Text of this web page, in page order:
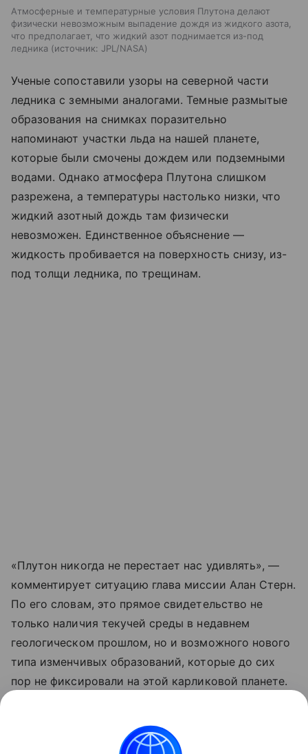
Атмосферные и температурные условия Плутона делают
физически невозможным выпадение дождя из жидкого азота,
что предполагает, что жидкий азот поднимается из-под
ледника
источник: JPL/NASA
Ученые сопоставили узоры на северной части
ледника с земными аналогами. Темные размытые
образования на снимках поразительно
напоминают участки льда на нашей планете,
которые были смочены дождем или подземными
водами. Однако атмосфера Плутона слишком
разрежена, а температуры настолько низки, что
жидкий азотный дождь там физически
невозможен. Единственное объяснение —
жидкость пробивается на поверхность снизу, из-
под толщи ледника, по трещинам.
«Плутон никогда не перестает нас удивлять», —
комментирует ситуацию глава миссии Алан Стерн.
По его словам, это прямое свидетельство не
только наличия текучей среды в недавнем
геологическом прошлом, но и возможного нового
типа изменчивых образований, которые до сих
пор не фиксировали на этой карликовой планете.
Плутона начала разрушаться из-за удаления от